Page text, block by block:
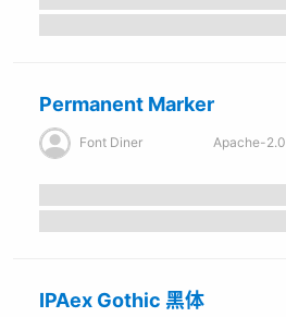
Permanent Marker
Font Diner Apache-2.0
IPAex Gothic 黑体